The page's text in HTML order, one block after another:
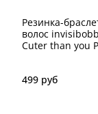
Резинка-
волос
Cuter than you
499 руб